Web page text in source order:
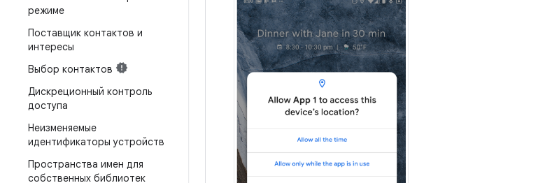
режиме
Поставщик контактов и
интересы
Выбор контактов
Дискреционный контроль
доступа
Неизменяемые
идентификаторы устройств
Пространства имен для
собственных библиотек